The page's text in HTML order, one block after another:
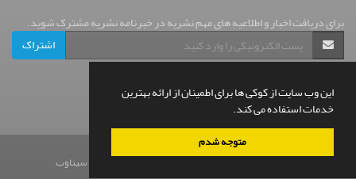
این وب سایت از کوکی ها برای اطمینان از ارائه بهترین
خدمات استفاده می کند.
متوجه شدم
برای دریافت اخبار و اطلاعیه های مهم نشریه در خبرنامه نشریه مشترک شوید.
اشتراک
© سامانه مدیریت نشریات علمی.طراحی و پیاده سازی از سیناوب